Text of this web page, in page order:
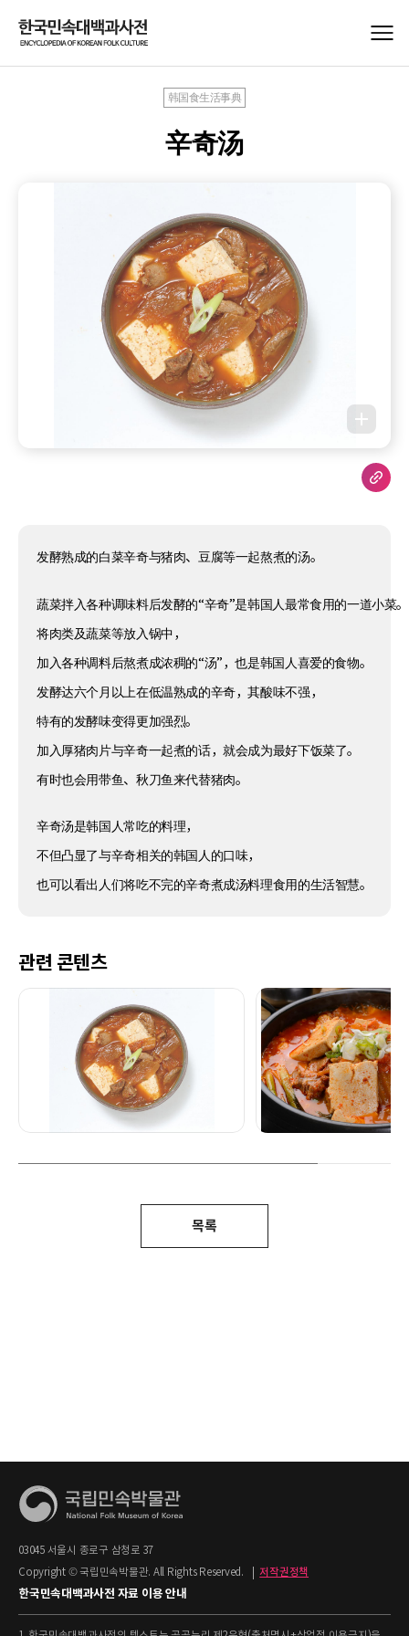
韩国食生活事典
辛奇汤
发酵熟成的白菜辛奇与猪肉、豆腐等一起熬煮的汤。
蔬菜拌入各种调味料后发酵的“辛奇”是韩国人最常食用的一道小菜。
将肉类及蔬菜等放入锅中，
加入各种调料后熬煮成浓稠的“汤”，也是韩国人喜爱的食物。
发酵达六个月以上在低温熟成的辛奇，其酸味不强，
特有的发酵味变得更加强烈。
加入厚猪肉片与辛奇一起煮的话，就会成为最好下饭菜了。
有时也会用带鱼、秋刀鱼来代替猪肉。
辛奇汤是韩国人常吃的料理，
不但凸显了与辛奇相关的韩国人的口味，
也可以看出人们将吃不完的辛奇煮成汤料理食用的生活智慧。
관련 콘텐츠
목록
03045 서울시 종로구 삼청로 37
Copyright © 국립민속박물관. All Rights Reserved.
저작권정책
한국민속대백과사전 자료 이용 안내